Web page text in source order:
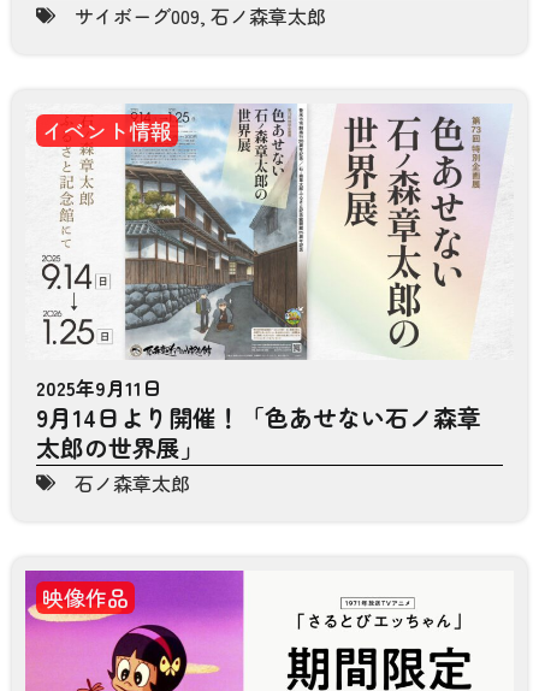
サイボーグ009, 石ノ森章太郎
イベント情報
2025年9月11日
9月14日より開催！「色あせない石ノ森章
太郎の世界展」
石ノ森章太郎
映像作品